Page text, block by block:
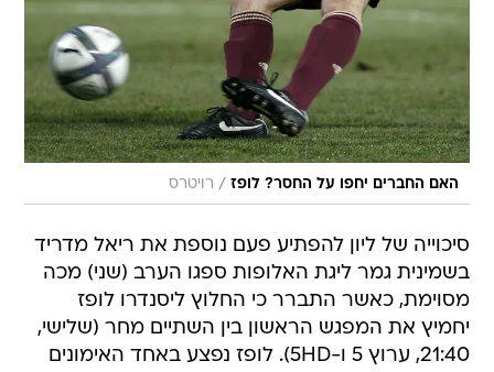
האם החברים יחפו על החסר? לופז / רויטרס
סיכוייה של ליון להפתיע פעם נוספת את ריאל מדריד
בשמינית גמר ליגת האלופות ספגו הערב (שני) מכה
מסוימת, כאשר התברר כי החלוץ ליסנדרו לופז
יחמיץ את המפגש הראשון בין השתיים מחר (שלישי,
21:40, ערוץ 5 ו-5HD). לופז נפצע באחד האימונים